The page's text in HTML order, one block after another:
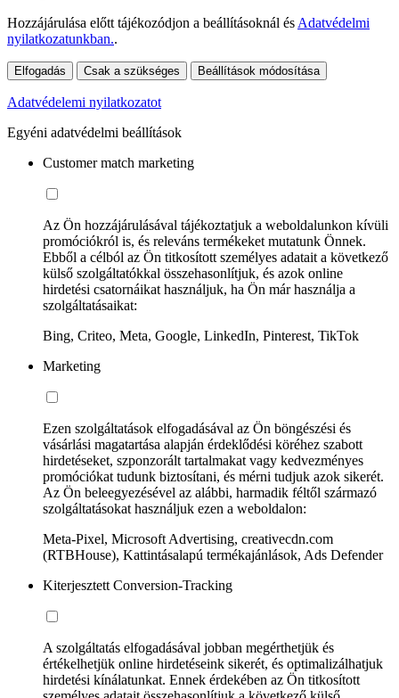
Hozzájárulása előtt tájékozódjon a beállításoknál ésAdatvédelmi
nyilatkozatunkban..
Elfogadás Csak a szükséges Beállítások módosítása
Adatvédelemi nyilatkozatot
Egyéni adatvédelmi beállítások
Customer match marketing
Az Ön hozzájárulásával tájékoztatjuk a weboldalunkon kívüli
promóciókról is, és releváns termékeket mutatunk Önnek.
Ebből a célból az Ön titkosított személyes adatait a következő
külső szolgáltatókkal összehasonlítjuk, és azok online
hirdetési csatornáikat használjuk, ha Ön már használja a
szolgáltatásaikat:
Bing, Criteo, Meta, Google, LinkedIn, Pinterest, TikTok
Marketing
Ezen szolgáltatások elfogadásával az Ön böngészési és
vásárlási magatartása alapján érdeklődési köréhez szabott
hirdetéseket, szponzorált tartalmakat vagy kedvezményes
promóciókat tudunk biztosítani, és mérni tudjuk azok sikerét.
Az Ön beleegyezésével az alábbi, harmadik féltől származó
szolgáltatásokat használjuk ezen a weboldalon:
Meta-Pixel, Microsoft Advertising, creativecdn.com
(RTBHouse), Kattintásalapú termékajánlások, Ads Defender
Kiterjesztett Conversion-Tracking
A szolgáltatás elfogadásával jobban megérthetjük és
értékelhetjük online hirdetéseink sikerét, és optimalizálhatjuk
hirdetési kínálatunkat. Ennek érdekében az Ön titkosított